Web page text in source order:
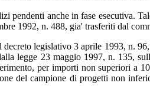
anche in fase esecutiva.
1992, n. 488, gia' trasferiti dal
legislativo 3 aprile 1993, n.
legge 23 maggio 1997, n. 135,
per importi non superiori
del campione di progetti non